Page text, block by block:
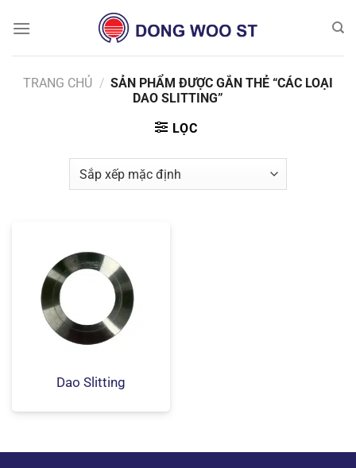
đến
TRANG CHỦ / SẢN PHẨM ĐƯỢC GẮN THẺ “CÁC LOẠI
DAO SLITTING”
LỌC
Dao Slitting